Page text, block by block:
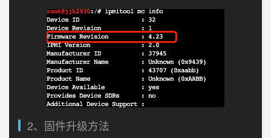
2、固件升级方法